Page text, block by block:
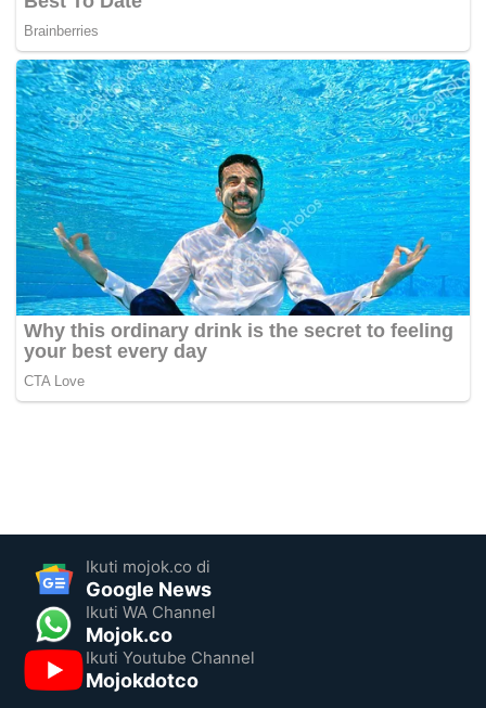
Ikuti mojok.co di
Google News
Ikuti WA Channel
Mojok.co
Ikuti Youtube Channel
Mojokdotco